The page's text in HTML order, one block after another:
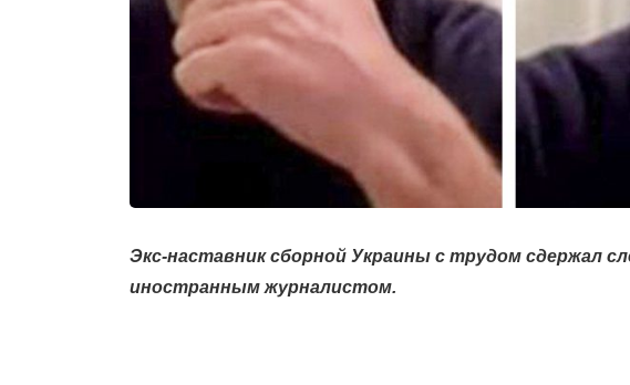
Экс-наставник сборной Украины с трудом сдержал
иностранным журналистом.